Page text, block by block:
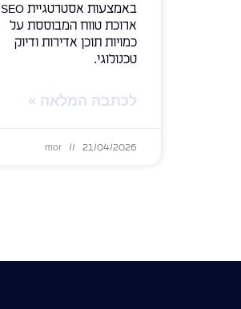
באמצעות אסטרטגיית SEO
ארוכת טווח המבוססת על
כמויות תוכן אדירות ודיוק
טכנולוגי.
לכתבה המלאה »
mor 21/04/2026